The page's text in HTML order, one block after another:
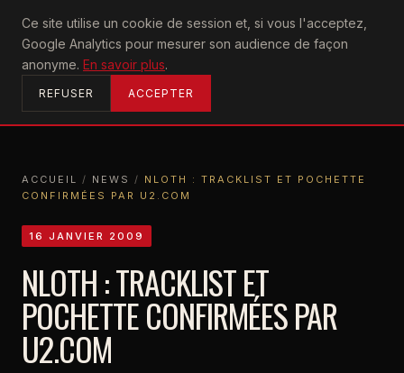
Ce site utilise un cookie de session et, si vous l'acceptez,
Google Analytics pour mesurer son audience de façon
anonyme. En savoir plus.
REFUSER ACCEPTER
U2achtung
ACCUEIL
ACCUEIL / NEWS / NLOTH : TRACKLIST ET POCHETTE
CONFIRMÉES PAR U2.COM
16 JANVIER 2009
NLOTH : TRACKLIST ET
POCHETTE CONFIRMÉES PAR
U2.COM